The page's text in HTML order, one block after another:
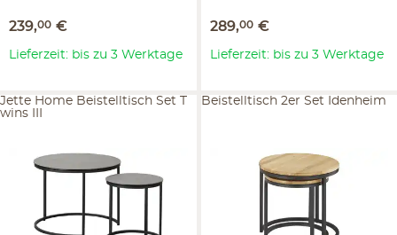
239,00 €
Lieferzeit: bis zu 3 Werktage
289,00 €
Lieferzeit: bis zu 3 Werktage
Jette Home Beistelltisch Set T
wins III
Beistelltisch 2er Set Idenheim